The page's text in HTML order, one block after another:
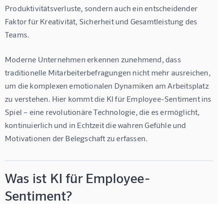
Produktivitätsverluste, sondern auch ein entscheidender
Faktor für Kreativität, Sicherheit und Gesamtleistung des
Teams.
Moderne Unternehmen erkennen zunehmend, dass
traditionelle Mitarbeiterbefragungen nicht mehr ausreichen,
um die komplexen emotionalen Dynamiken am Arbeitsplatz
zu verstehen. Hier kommt die KI für Employee-Sentiment ins
Spiel – eine revolutionäre Technologie, die es ermöglicht,
kontinuierlich und in Echtzeit die wahren Gefühle und
Motivationen der Belegschaft zu erfassen.
Was ist KI für Employee-
Sentiment?